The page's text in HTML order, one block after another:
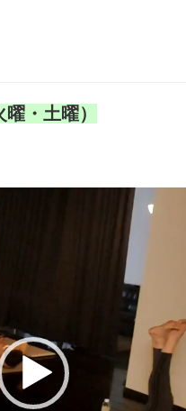
・土曜）